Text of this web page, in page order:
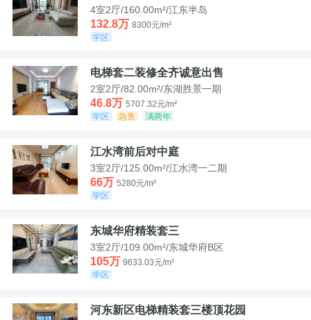
4室2厅/160.00m²/江东半岛
132.8万 8300元/m²
学区
电梯套二装修全齐诚意出售
2室2厅/82.00m²/东湖胜景一期
46.8万 5707.32元/m²
学区
急售 满两年
江水湾前后对中庭
3室2厅/125.00m²/江水湾一二期
66万 5280元/m²
学区
东城华府精装套三
3室2厅/109.00m²/东城华府B区
105万 9633.03元/m²
学区
河东新区电梯精装套三楼顶花园